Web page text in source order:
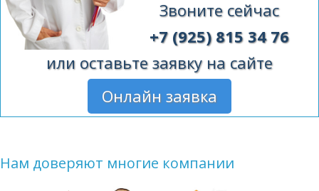
Звоните сейчас
+7 (925) 815 34 76
или оставьте заявку на сайте
Онлайн заявка
Нам доверяют многие компании